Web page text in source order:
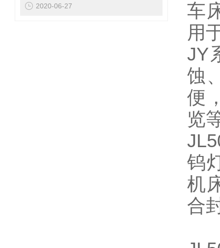
2020-06-27
车
用
JY
蚀
便
览
钨
机
合